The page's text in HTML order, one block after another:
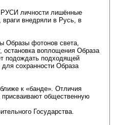
РУСИ личности лишённые
враги внедряли в Русь, в
Образы фотонов света,
остановка воплощения Образа
подождать подходящей
сохранности Образа
к «банде». Отличия
присваивают общественную
Государства.